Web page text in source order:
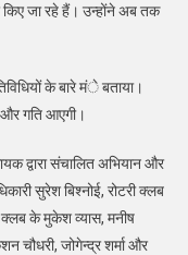
किए जा रहे हैं। उन्होंने अब तक
के बारे मंे बताया।
गति आएगी।
द्वारा संचालित अभियान और
सुरेश बिश्नोई, रोटरी क्लब
क्लब के मुकेश व्यास, मनीष
चौधरी, जोगेन्द्र शर्मा और